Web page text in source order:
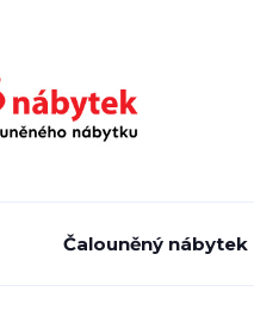
Čalouněný nábytek